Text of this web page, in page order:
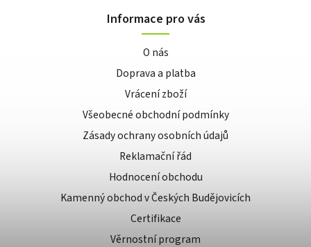
Informace pro vás
O nás
Doprava a platba
Vrácení zboží
Všeobecné obchodní podmínky
Zásady ochrany osobních údajů
Reklamační řád
Hodnocení obchodu
Kamenný obchod v Českých Budějovicích
Certifikace
Věrnostní program